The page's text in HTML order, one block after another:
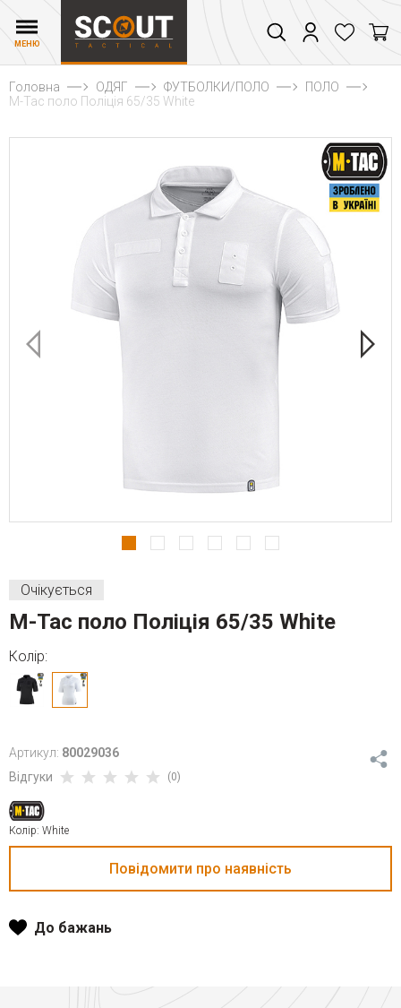
МЕНЮ
Головна ОДЯГ ФУТБОЛКИ/ПОЛО
ПОЛО
M-Tac поло Поліція 65/35 White
Очікується
M-Tac поло Поліція 65/35 White
Колір:
Артикул: 80029036
Відгуки
(0)
Колір: White
До бажань